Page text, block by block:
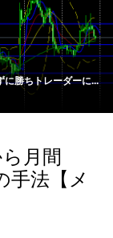
に勝ちトレーダーに...
月間
手法【メ